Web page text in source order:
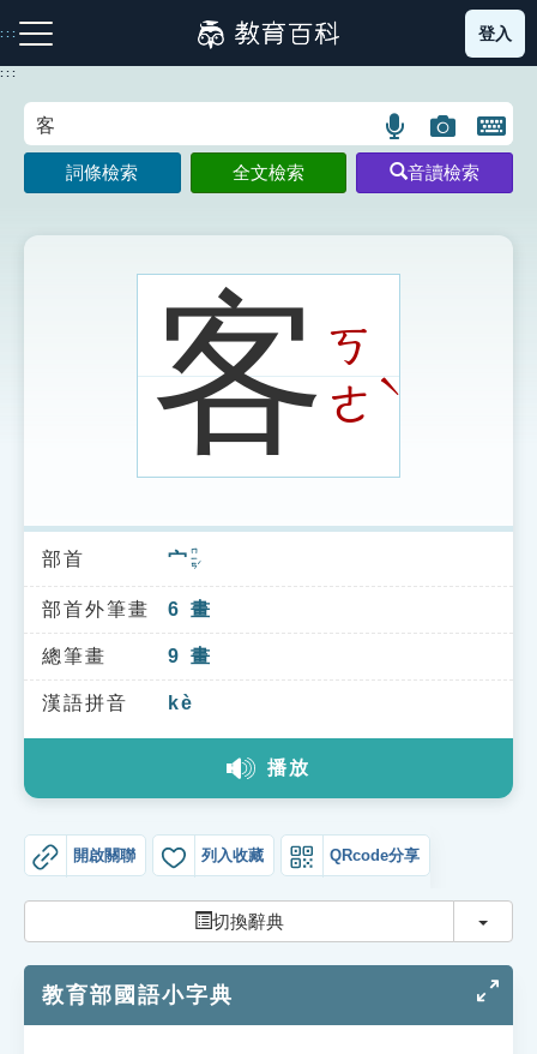
到
主
:::
注音索引圖示 筆畫索引圖示 部首索引表圖示
索引選單
知識索引
單字索引
生命大百科索引
登入
:::
語
言
搜
示
圖
片
搜
開
鍵
圖
詞條檢索 全文檢索 音讀檢索
客ㄎ
ㄜˋ
部首 宀 ㄇㄧㄢˊ
部首外筆畫 6 畫
總筆畫 9 畫
漢語拼音 kè
播放
開啟關聯 列入收藏 QRcode分享
切換辭典 切換
教育部國語小字典